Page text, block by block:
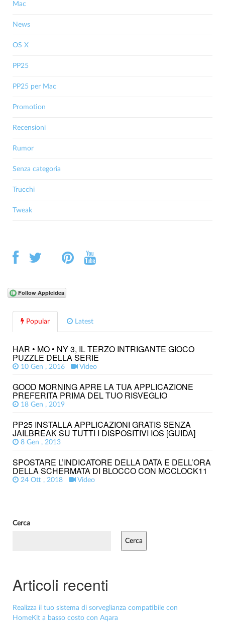
Mac
News
OS X
PP25
PP25 per Mac
Promotion
Recensioni
Rumor
Senza categoria
Trucchi
Tweak
Popular Latest
HAR • MO • NY 3, IL TERZO INTRIGANTE GIOCO
PUZZLE DELLA SERIE
10 Gen , 2016 Video
GOOD MORNING APRE LA TUA APPLICAZIONE
PREFERITA PRIMA DEL TUO RISVEGLIO
18 Gen , 2019
PP25 INSTALLA APPLICAZIONI GRATIS SENZA
JAILBREAK SU TUTTI I DISPOSITIVI IOS [GUIDA]
8 Gen , 2013
SPOSTARE L’INDICATORE DELLA DATA E DELL’ORA
DELLA SCHERMATA DI BLOCCO CON MCCLOCK11
24 Ott , 2018 Video
Cerca
Cerca
Articoli recenti
Realizza il tuo sistema di sorveglianza compatibile con
HomeKit a basso costo con Aqara